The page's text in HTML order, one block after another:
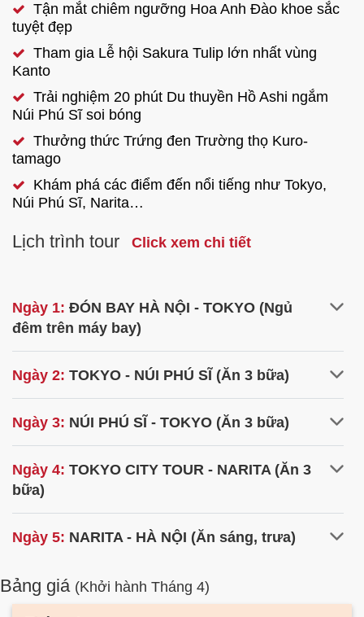
Tận mắt chiêm ngưỡng Hoa Anh Đào khoe sắc
tuyệt đẹp
Tham gia Lễ hội Sakura Tulip lớn nhất vùng
Kanto
Trải nghiệm 20 phút Du thuyền Hồ Ashi ngắm
Núi Phú Sĩ soi bóng
Thưởng thức Trứng đen Trường thọ Kuro-
tamago
Khám phá các điểm đến nổi tiếng như Tokyo,
Núi Phú Sĩ, Narita…
Lịch trình tour Click xem chi tiết
Ngày 1: ĐÓN BAY HÀ NỘI - TOKYO (Ngủ
đêm trên máy bay)
Ngày 2: TOKYO - NÚI PHÚ SĨ (Ăn 3 bữa)
Ngày 3: NÚI PHÚ SĨ - TOKYO (Ăn 3 bữa)
Ngày 4: TOKYO CITY TOUR - NARITA (Ăn 3
bữa)
Ngày 5: NARITA - HÀ NỘI (Ăn sáng, trưa)
Bảng giá (Khởi hành Tháng 4)